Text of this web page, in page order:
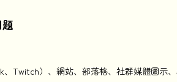
Twitch）、網站、部落格、社群媒體圖示